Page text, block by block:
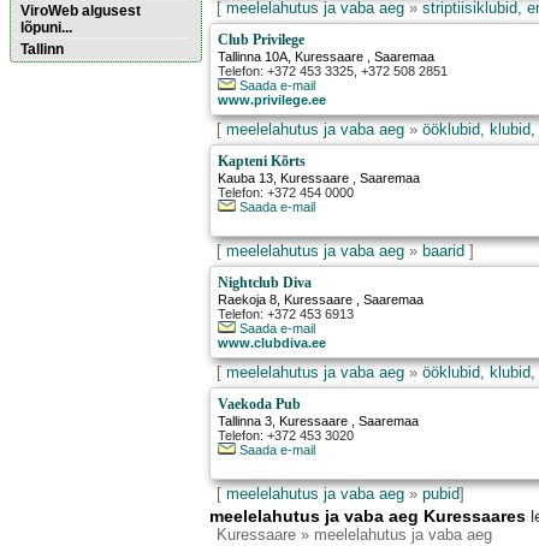
ViroWeb algusest
lõpuni...
Tallinn
[meelelahutus ja vaba aeg»striptiisiklubid,
Club Privilege
Tallinna 10A Kuressaare , Saaremaa
Telefon: +372 453 3325, +372 508 2851
Saada e-mail
www.privilege.ee
[meelelahutus ja vaba aeg»ööklubid,
Kapteni Kõrts
Kauba 13 Kuressaare , Saaremaa
Telefon: +372 454 0000
Saada e-mail
[meelelahutus ja vaba aeg»baarid]
Nightclub Diva
Raekoja 8 Kuressaare , Saaremaa
Telefon: +372 453 6913
Saada e-mail
www.clubdiva.ee
[meelelahutus ja vaba aeg»ööklubid,
Vaekoda Pub
Tallinna 3 Kuressaare , Saaremaa
Telefon: +372 453 3020
Saada e-mail
[meelelahutus ja vaba aeg»pubid]
meelelahutus ja vaba aeg Kuressaares
Kuressaare » meelelahutus ja vaba aeg